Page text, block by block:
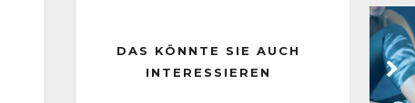
DAS KÖNNTE SIE AUCH
INTERESSIEREN